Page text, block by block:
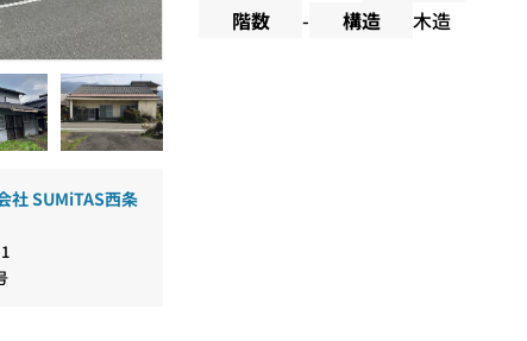
社 SUMiTAS西条
階数
- 構造 木造